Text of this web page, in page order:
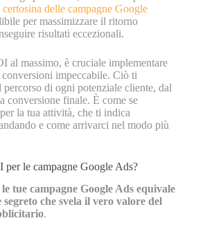
delle campagne Google
per massimizzare il ritorno
risultati eccezionali.
al massimo, è cruciale implementare
impeccabile. Ciò ti
di ogni potenziale cliente, dal
conversione finale. È come se
la tua attività, che ti indica
e come arrivarci nel modo più
le campagne Google Ads?
tue campagne Google Ads equivale
che svela il vero valore del
.